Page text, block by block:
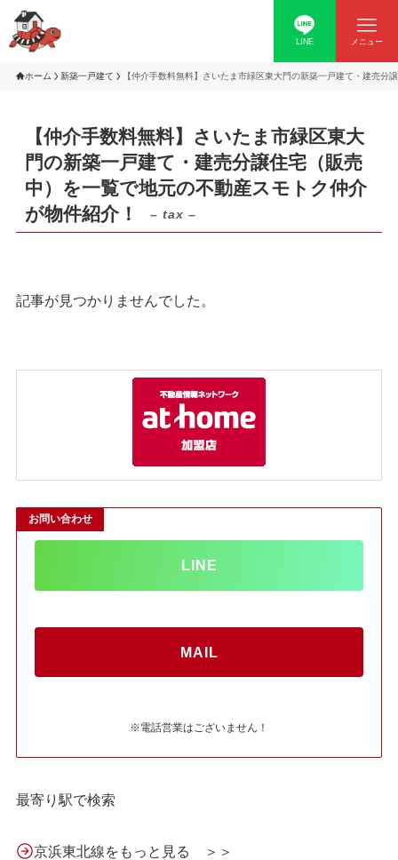
LINE メニュー
ホーム 新築一戸建て 【仲介手数料無料】さいたま市緑区東大門の新築一戸建て・建売
【仲介手数料無料】さいたま市緑区東大
門の新築一戸建て・建売分譲住宅（販売
中）を一覧で地元の不動産スモトク仲介
が物件紹介！
– tax –
記事が見つかりませんでした。
お問い合わせ
LINE
MAIL
※電話営業はございません！
最寄り駅で検索
京浜東北線をもっと見る ＞＞